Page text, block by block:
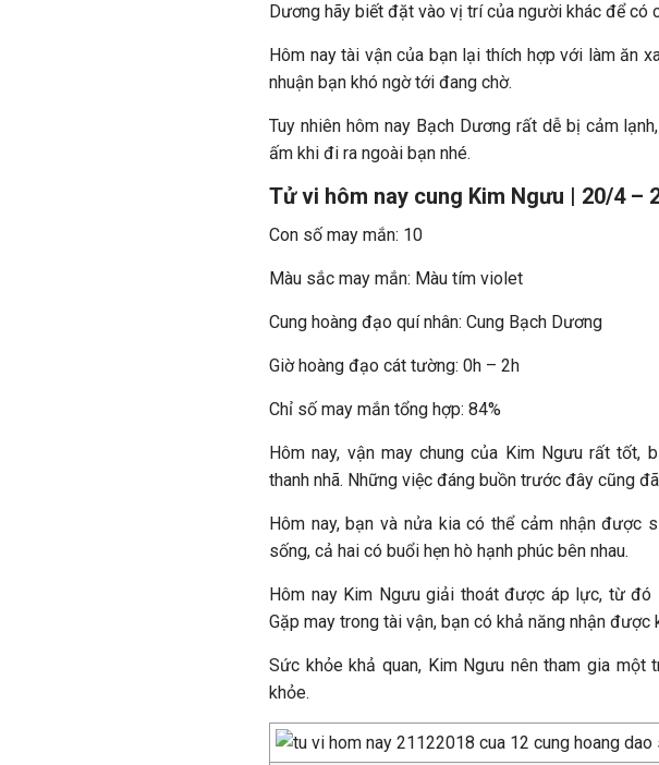
Dương hãy biết đặt vào vị trí của người khác để có
Hôm nay tài vận của bạn lại thích hợp với làm ăn
nhuận bạn khó ngờ tới đang chờ.
Tuy nhiên hôm nay Bạch Dương rất dễ bị cảm
ấm khi đi ra ngoài bạn nhé.
Tử vi hôm nay cung Kim Ngưu | 20/4 –
Con số may mắn: 10
Màu sắc may mắn: Màu tím violet
Cung hoàng đạo quí nhân: Cung Bạch Dương
Giờ hoàng đạo cát tường: 0h – 2h
Chỉ số may mắn tổng hợp: 84%
Hôm nay, vận may chung của Kim Ngưu rất tốt,
thanh nhã. Những việc đáng buồn trước đây cũng
Hôm nay, bạn và nửa kia có thể cảm nhận được
sống, cả hai có buổi hẹn hò hạnh phúc bên nhau.
Hôm nay Kim Ngưu giải thoát được áp lực, từ đó
Gặp may trong tài vận, bạn có khả năng nhận được
Sức khỏe khả quan, Kim Ngưu nên tham gia một
khỏe.